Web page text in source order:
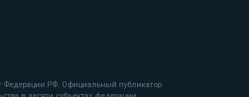
Федерации РФ. Официальный публикатор